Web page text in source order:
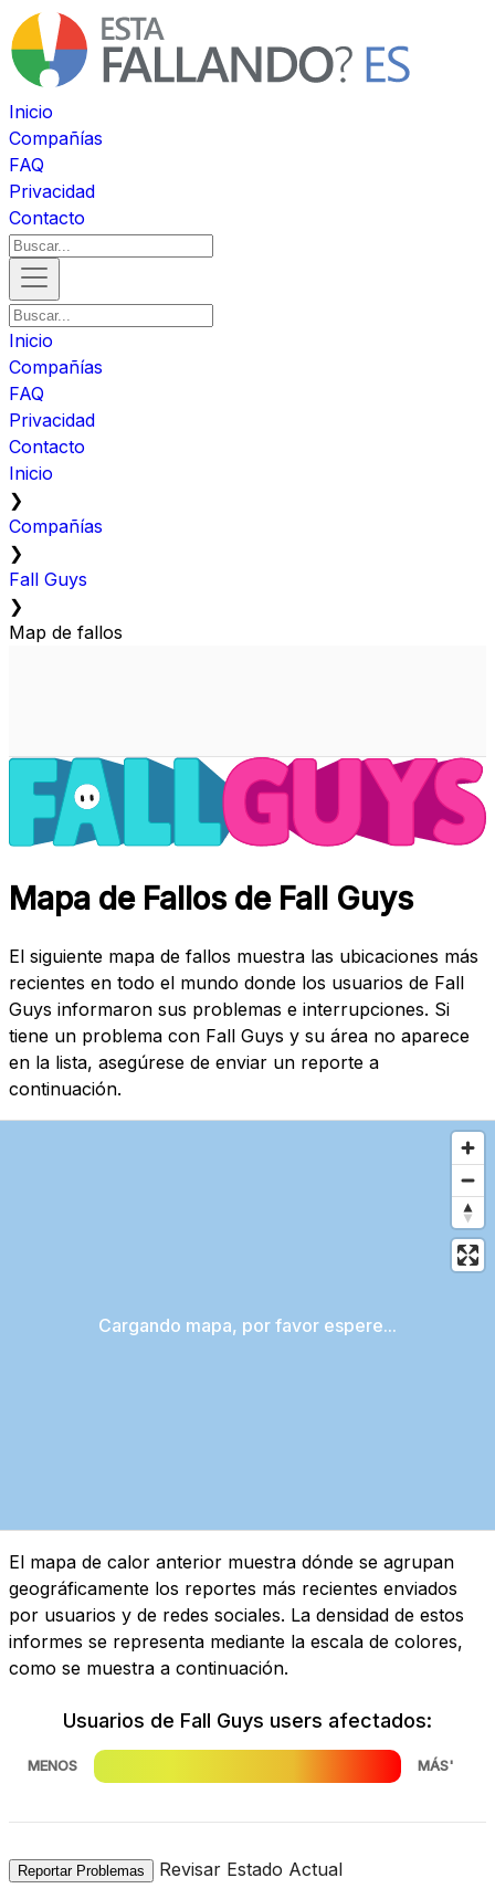
Inicio
Compañías
FAQ
Privacidad
Contacto
Inicio
Compañías
FAQ
Privacidad
Contacto
Inicio
❯
Compañías
❯
Fall Guys
❯
Map de fallos
Mapa de Fallos de Fall Guys
El siguiente mapa de fallos muestra las ubicaciones más
recientes en todo el mundo donde los usuarios de Fall
Guys informaron sus problemas e interrupciones. Si
tiene un problema con Fall Guys y su área no aparece
en la lista, asegúrese de enviar un reporte a
continuación.
Cargando mapa, por favor espere...
El mapa de calor anterior muestra dónde se agrupan
geográficamente los reportes más recientes enviados
por usuarios y de redes sociales. La densidad de estos
informes se representa mediante la escala de colores,
como se muestra a continuación.
Usuarios de Fall Guys users afectados:
MENOS MÁS'
Reportar Problemas Revisar Estado Actual